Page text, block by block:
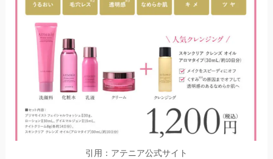
引用：アテニア公式サイト